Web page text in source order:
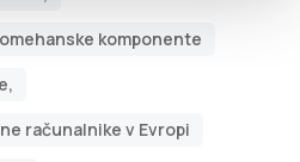
komponente
računalnike v Evropi